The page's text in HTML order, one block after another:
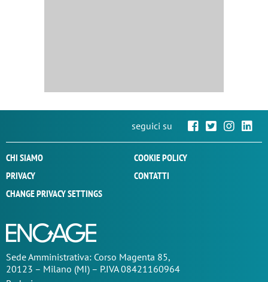
seguici su
CHI SIAMO
COOKIE POLICY
PRIVACY
CONTATTI
CHANGE PRIVACY SETTINGS
SedeAmministrativa: Corso Magenta 85,
20123 – Milano (MI) – P.IVA 08421160964